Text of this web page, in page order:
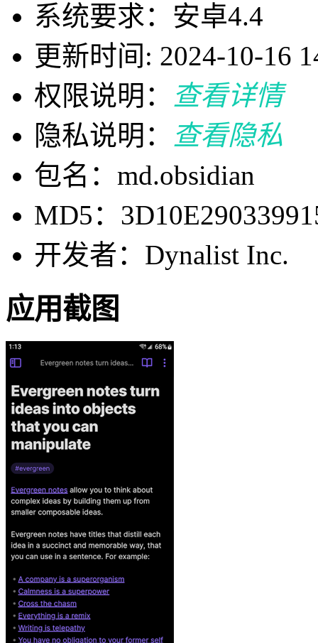
系统要求：安卓4.4
更新时间: 2024-10-16
权限说明：
查看详情
隐私说明：
查看隐私
包名：md.obsidian
MD5：
开发者：Dynalist Inc.
应用截图